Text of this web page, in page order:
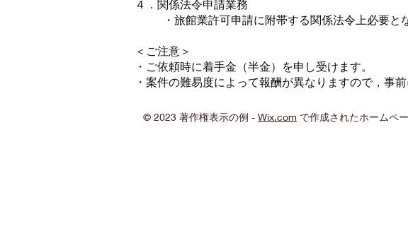
４．関係法令申請業務
・旅館業許可申請に附帯する関係法令上必要
＜ご注意＞
・ご依頼時に着手金（半金）を申し受けます。
・案件の難易度によって報酬が異なりますので，事
© 2023 著作権表示の例 - Wix.com で作成されたホームペー